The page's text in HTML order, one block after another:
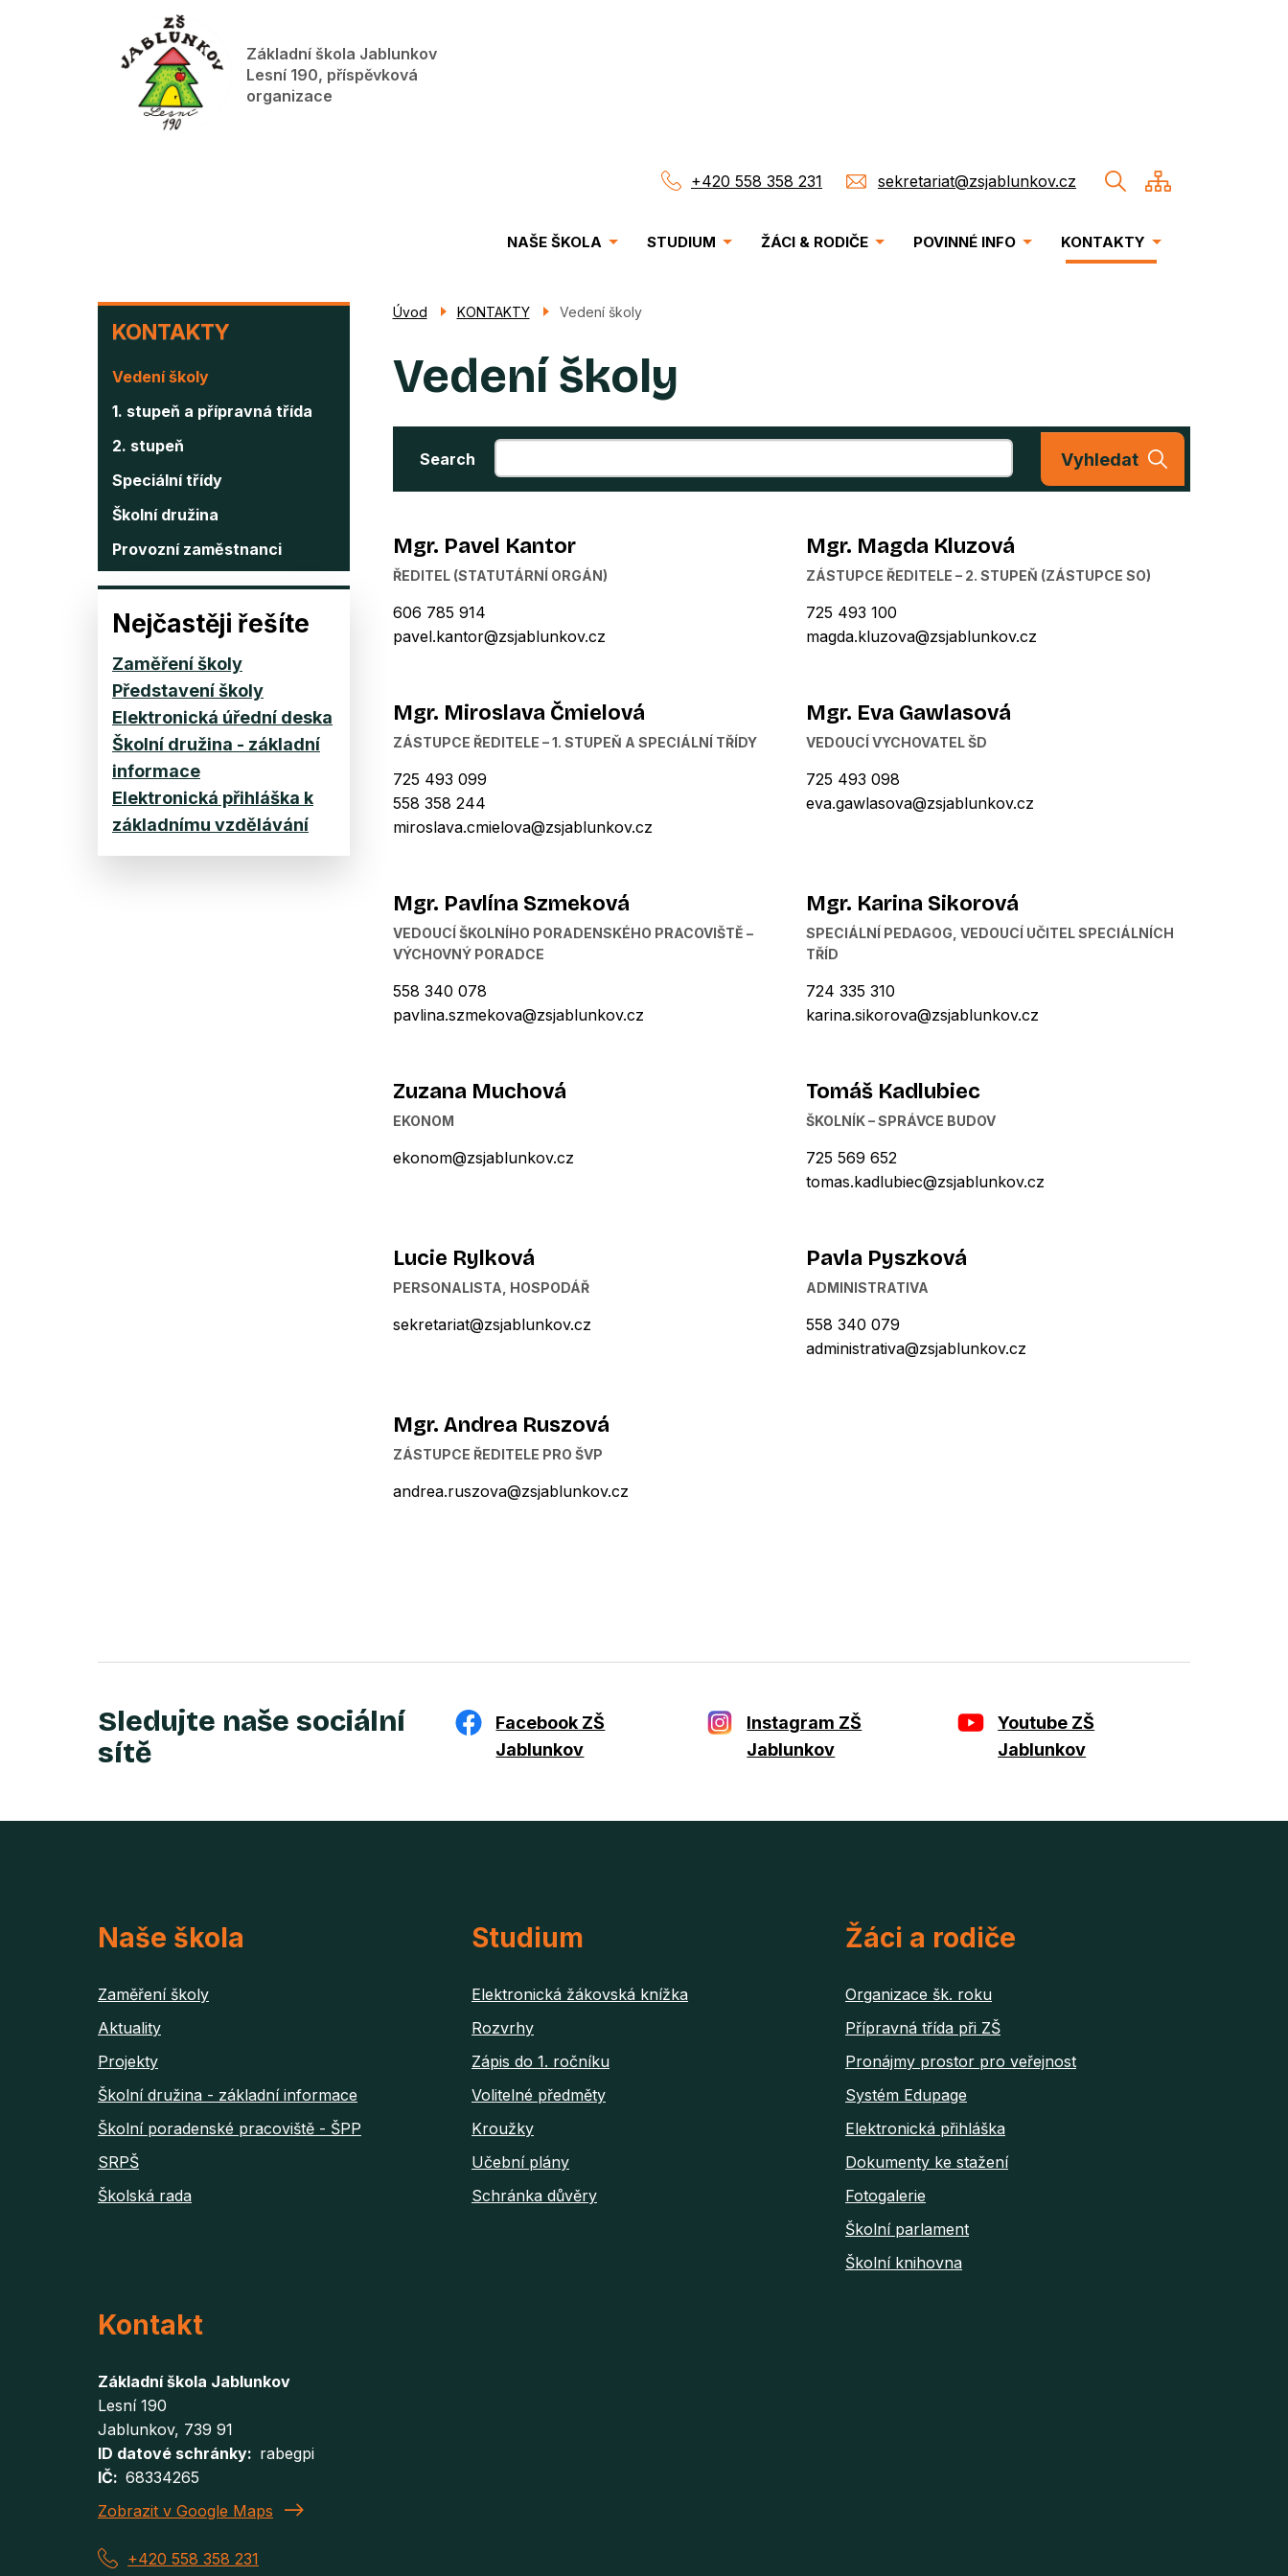
Základní škola Jablunkov
Lesní 190, příspěvková
organizace
+420 558 358 231 sekretariat@zsjablunkov.cz
Menu
NAŠE ŠKOLA STUDIUM ŽÁCI & RODIČE POVINNÉ INFO KONTAKTY
KONTAKTY
KONTAKTY
Vedení školy
1. stupeň a přípravná třída
2. stupeň
Speciální třídy
Školní družina
Provozní zaměstnanci
Nejčastěji řešíte
Zaměření školy
Představení školy
Elektronická úřední deska
Školní družina - základní
informace
Elektronická přihláška k
základnímu vzdělávání
Úvod KONTAKTY Vedení školy
Vedení školy
Search Vyhledat
Mgr. Pavel Kantor
ŘEDITEL (STATUTÁRNÍ ORGÁN)
606 785 914
pavel.kantor@zsjablunkov.cz
Mgr. Magda Kluzová
ZÁSTUPCE ŘEDITELE – 2. STUPEŇ (ZÁSTUPCE SO)
725 493 100
magda.kluzova@zsjablunkov.cz
Mgr. Miroslava Čmielová
ZÁSTUPCE ŘEDITELE – 1. STUPEŇ A SPECIÁLNÍ TŘÍDY
725 493 099
558 358 244
miroslava.cmielova@zsjablunkov.cz
Mgr. Eva Gawlasová
VEDOUCÍ VYCHOVATEL ŠD
725 493 098
eva.gawlasova@zsjablunkov.cz
Mgr. Pavlína Szmeková
VEDOUCÍ ŠKOLNÍHO PORADENSKÉHO PRACOVIŠTĚ –
VÝCHOVNÝ PORADCE
558 340 078
pavlina.szmekova@zsjablunkov.cz
Mgr. Karina Sikorová
SPECIÁLNÍ PEDAGOG, VEDOUCÍ UČITEL SPECIÁLNÍCH
TŘÍD
724 335 310
karina.sikorova@zsjablunkov.cz
Zuzana Muchová
EKONOM
ekonom@zsjablunkov.cz
Tomáš Kadlubiec
ŠKOLNÍK – SPRÁVCE BUDOV
725 569 652
tomas.kadlubiec@zsjablunkov.cz
Lucie Rylková
PERSONALISTA, HOSPODÁŘ
sekretariat@zsjablunkov.cz
Pavla Pyszková
ADMINISTRATIVA
558 340 079
administrativa@zsjablunkov.cz
Mgr. Andrea Ruszová
ZÁSTUPCE ŘEDITELE PRO ŠVP
andrea.ruszova@zsjablunkov.cz
Sledujte naše sociální
sítě
Facebook ZŠ
Jablunkov
Instagram ZŠ
Jablunkov
Youtube ZŠ
Jablunkov
Naše škola
Zaměření školy
Aktuality
Projekty
Školní družina - základní informace
Školní poradenské pracoviště - ŠPP
SRPŠ
Školská rada
Studium
Elektronická žákovská knížka
Rozvrhy
Zápis do 1. ročníku
Volitelné předměty
Kroužky
Učební plány
Schránka důvěry
Žáci a rodiče
Organizace šk. roku
Přípravná třída při ZŠ
Pronájmy prostor pro veřejnost
Systém Edupage
Elektronická přihláška
Dokumenty ke stažení
Fotogalerie
Školní parlament
Školní knihovna
Kontakt
Základní škola Jablunkov
Lesní 190
Jablunkov, 739 91
ID datové schránky
rabegpi
IČ
68334265
Zobrazit v Google Maps
+420 558 358 231